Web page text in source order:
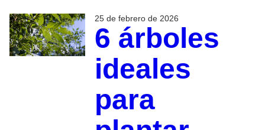
25 de febrero de 2026
6 árboles
ideales
para